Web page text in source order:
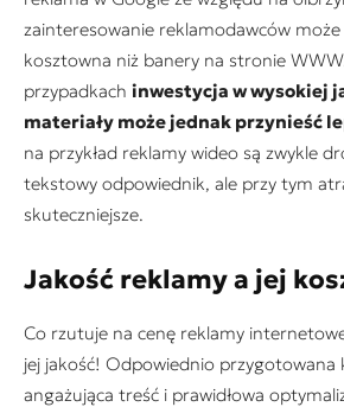
zainteresowanie reklamodawców
kosztowna niż banery na stronie
przypadkach inwestycja w wysokiej
materiały może jednak przynieść
na przykład reklamy wideo są zwykle
tekstowy odpowiednik, ale przy tym
skuteczniejsze.
Jakość reklamy a jej
Co rzutuje na cenę reklamy
jej jakość! Odpowiednio przygotowana
angażująca treść i prawidłowa